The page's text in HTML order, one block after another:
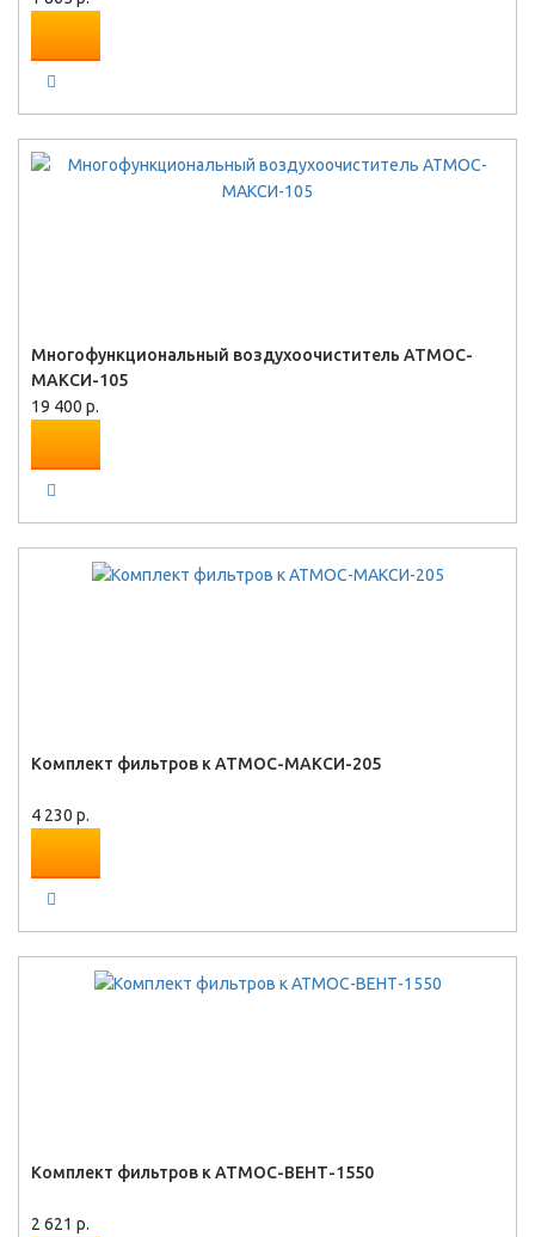
Многофункциональный воздухоочиститель АТМОС-
МАКСИ-105
19 400 р.
Комплект фильтров к АТМОС-МАКСИ-205
4 230 р.
Комплект фильтров к АТМОС-ВЕНТ-1550
2 621 р.